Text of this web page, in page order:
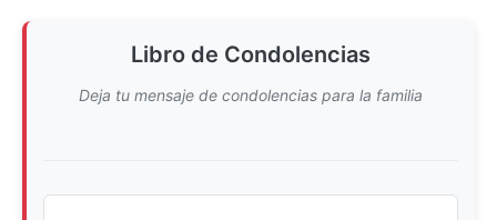
Libro de Condolencias
Deja tu mensaje de condolencias para la familia